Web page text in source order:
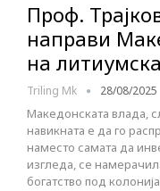
Проф.
направи
на
Triling Mk 28/08/2025
Македонската влада,
навикната е да го
наместо самата да
изгледа, се
богатство под